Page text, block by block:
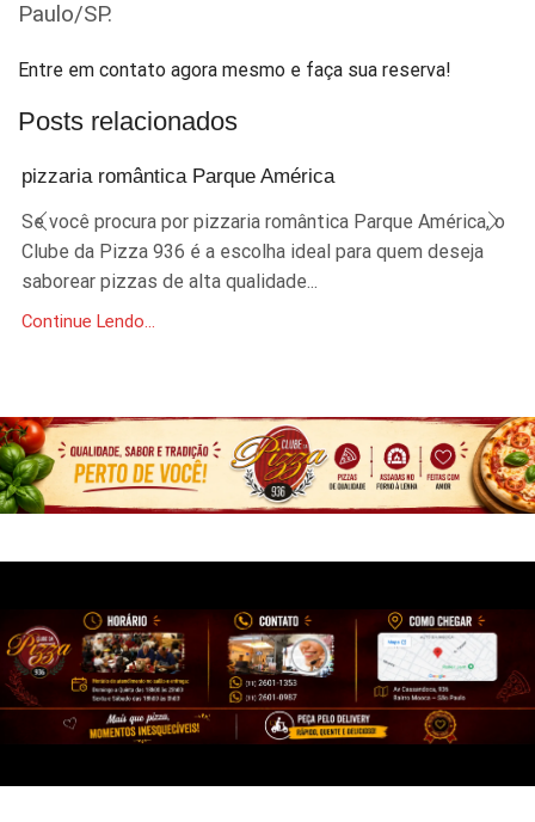
Paulo/SP.
Entre em contato agora mesmo e faça sua reserva!
Posts relacionados
pizzaria romântica Parque América
Se você procura por pizzaria romântica Parque América, o
Clube da Pizza 936 é a escolha ideal para quem deseja
saborear pizzas de alta qualidade...
Continue Lendo...